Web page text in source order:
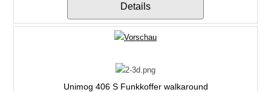
Details
Unimog 406 S Funkkoffer walkaround